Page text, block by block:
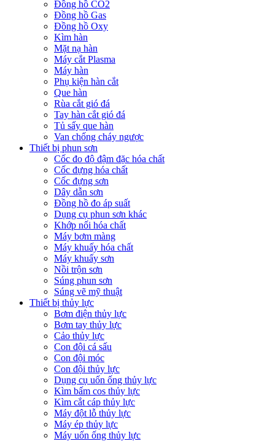
Đồng hồ CO2
Đồng hồ Gas
Đồng hồ Oxy
Kìm hàn
Mặt nạ hàn
Máy cắt Plasma
Máy hàn
Phụ kiện hàn cắt
Que hàn
Rùa cắt gió đá
Tay hàn cắt gió đá
Tủ sấy que hàn
Van chống cháy ngược
Thiết bị phun sơn
Cốc đo độ đậm đặc hóa chất
Cốc đựng hóa chất
Cốc đựng sơn
Dây dẫn sơn
Đồng hồ đo áp suất
Dụng cụ phun sơn khác
Khớp nối hóa chất
Máy bơm màng
Máy khuấy hóa chất
Máy khuấy sơn
Nồi trộn sơn
Súng phun sơn
Súng vẽ mỹ thuật
Thiết bị thủy lực
Bơm điện thủy lực
Bơm tay thủy lực
Cảo thủy lực
Con đội cá sấu
Con đội móc
Con đội thủy lực
Dụng cụ uốn ống thủy lực
Kìm bấm cos thủy lực
Kìm cắt cáp thủy lực
Máy đột lỗ thủy lực
Máy ép thủy lực
Máy uốn ống thủy lực